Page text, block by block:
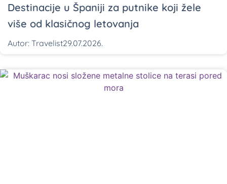
Destinacije u Španiji za putnike koji žele
više od klasičnog letovanja
Autor: Travelist29.07.2026.